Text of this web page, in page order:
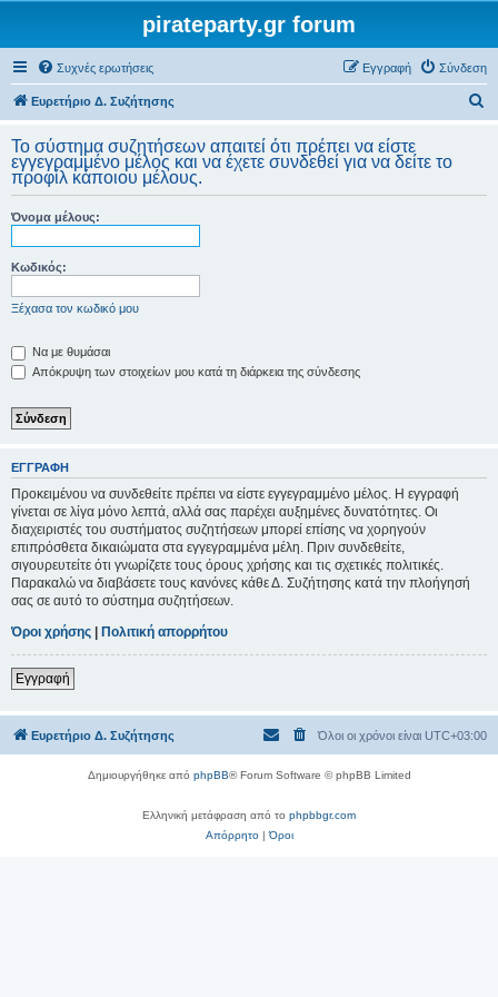
pirateparty.gr forum
Συχνές ερωτήσεις Σύνδεση
Εγγραφή
Ευρετήριο Δ. Συζήτησης
Το σύστημα συζητήσεων απαιτεί ότι πρέπει να είστε
εγγεγραμμένο μέλος και να έχετε συνδεθεί για να δείτε το
προφίλ κάποιου μέλους.
Όνομα μέλους:
Κωδικός:
Ξέχασα τον κωδικό μου
Να με θυμάσαι
Απόκρυψη των στοιχείων μου κατά τη διάρκεια της σύνδεσης
ΕΓΓΡΑΦΉ
Προκειμένου να συνδεθείτε πρέπει να είστε εγγεγραμμένο μέλος. Η εγγραφή
γίνεται σε λίγα μόνο λεπτά, αλλά σας παρέχει αυξημένες δυνατότητες. Οι
διαχειριστές του συστήματος συζητήσεων μπορεί επίσης να χορηγούν
επιπρόσθετα δικαιώματα στα εγγεγραμμένα μέλη. Πριν συνδεθείτε,
σιγουρευτείτε ότι γνωρίζετε τους όρους χρήσης και τις σχετικές πολιτικές.
Παρακαλώ να διαβάσετε τους κανόνες κάθε Δ. Συζήτησης κατά την πλοήγησή
σας σε αυτό το σύστημα συζητήσεων.
Όροι χρήσης | Πολιτική απορρήτου
Εγγραφή
Ευρετήριο Δ. Συζήτησης Όλοι οι χρόνοι είναι UTC+03:00
Δημιουργήθηκε από phpBB® Forum Software © phpBB Limited
Ελληνική μετάφραση από το phpbbgr.com
Απόρρητο|Όροι